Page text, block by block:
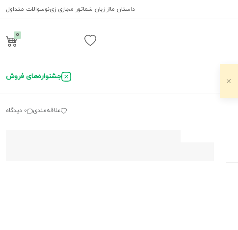
سوالات متداولتور مجازی زی‌نواز زبان شماداستان ما
0
جشنواره‌های فروش
علاقه‌مندی 0 دیدگاه